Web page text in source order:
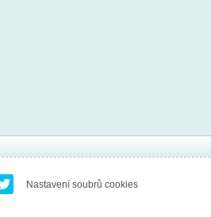
Nastavení soubrů cookies